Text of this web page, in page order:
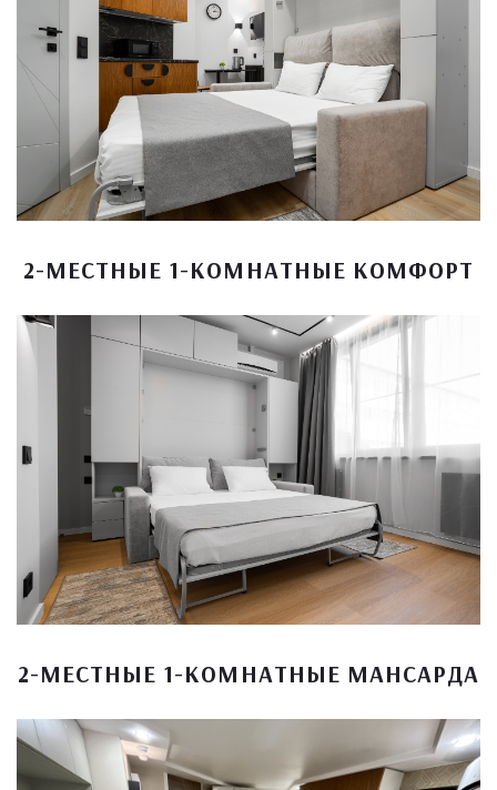
2-МЕСТНЫЕ 1-КОМНАТНЫЕ КОМФОРТ
2-МЕСТНЫЕ 1-КОМНАТНЫЕ МАНСАРДА